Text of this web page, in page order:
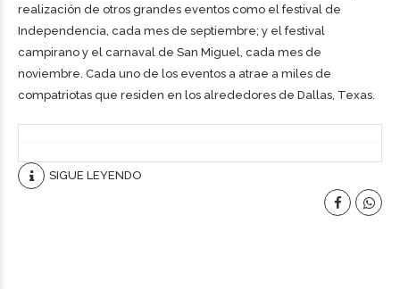
realización de otros grandes eventos como el festival de
Independencia, cada mes de septiembre; y el festival
campirano y el carnaval de San Miguel, cada mes de
noviembre. Cada uno de los eventos a atrae a miles de
compatriotas que residen en los alrededores de Dallas, Texas.
SIGUE LEYENDO